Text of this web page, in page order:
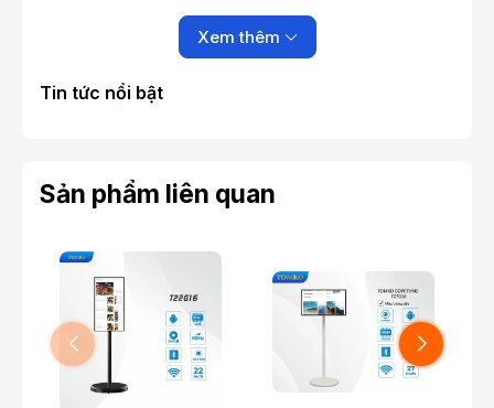
Màn hình cảm ứng di động thông minh TOMKO
GoWithMe T32G16
xem phim, nghe lướt web hoặc chơi game. Không cần
kết nối máy tính, chỉ cần bật nguồn và sử dụng như
Thiết kế đặt bàn hoặc để phòng khách, có thể xoay,
nâng, di chuyển linh hoạt 180 độ nên T32G16 phù hợp
với nhiều không gian: phòng ngủ, phòng khách, góc
làm việc, đến không gian giải trí chung của gia đình.
2. Tính năng nổi bật của màn hình di
Xem thêm
Tin tức nổi bật
Sản phẩm liên quan